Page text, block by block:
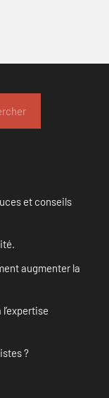
et conseils
augmenter la
?